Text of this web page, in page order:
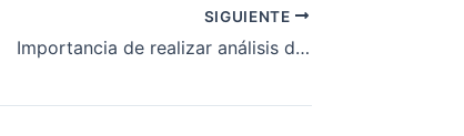
SIGUIENTE
Importancia de realizar análisis de Legionella